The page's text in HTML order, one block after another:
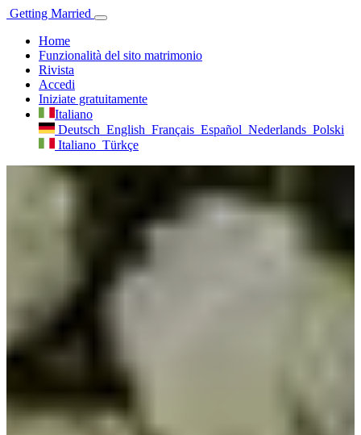
Getting Married
Home
Funzionalità del sito matrimonio
Rivista
Accedi
Iniziate gratuitamente
Italiano
Deutsch English Français Español Nederlands Polski
Italiano Türkçe